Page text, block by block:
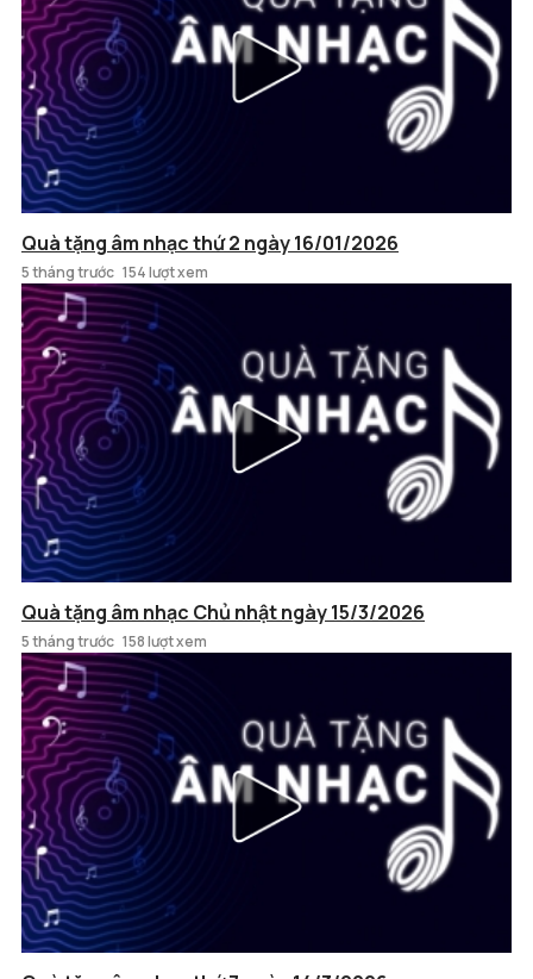
Quà tặng âm nhạc thứ 2 ngày 16/01/2026
5 tháng trước 154 lượt xem
Quà tặng âm nhạc Chủ nhật ngày 15/3/2026
5 tháng trước 158 lượt xem